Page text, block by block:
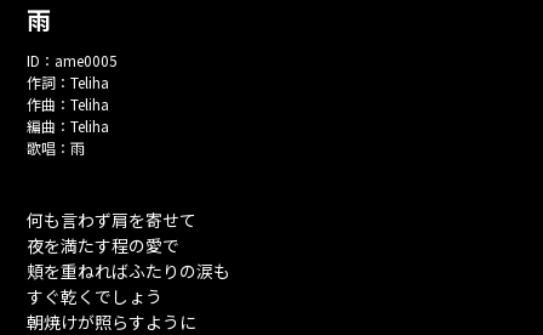
雨
ID： ame0005
作詞：Teliha
作曲：Teliha
編曲：Teliha
歌唱：雨
何も言わず肩を寄せて
夜を満たす程の愛で
頬を重ねればふたりの涙も
すぐ乾くでしょう
朝焼けが照らすように